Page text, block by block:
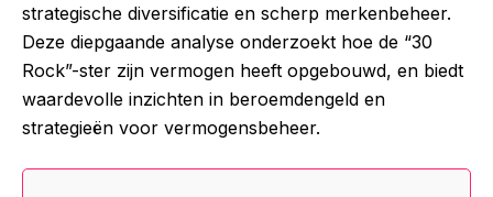
strategische diversificatie en scherp merkenbeheer.
Deze diepgaande analyse onderzoekt hoe de “30
Rock”-ster zijn vermogen heeft opgebouwd, en biedt
waardevolle inzichten in beroemdengeld en
strategieën voor vermogensbeheer.